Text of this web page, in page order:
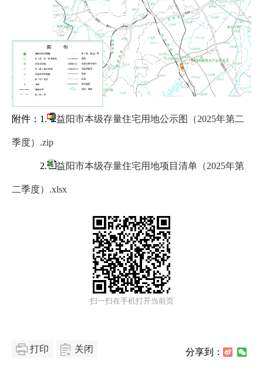
附件：1. 益阳市本级存量住宅用地公示图（2025年第二
季度）.zip
2. 益阳市本级存量住宅用地项目清单（2025年第
二季度）.xlsx
扫一扫在手机打开当前页
打印 关闭 分享到：